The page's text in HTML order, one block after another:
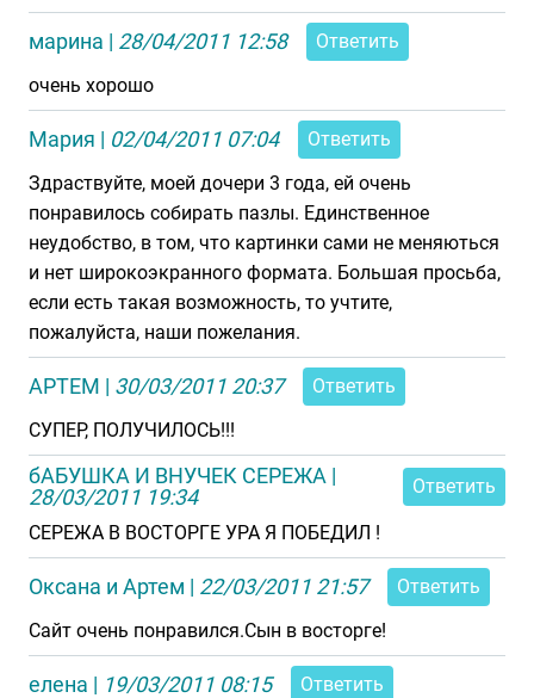
марина | 28/04/2011 12:58
Ответить
очень хорошо
Мария | 02/04/2011 07:04
Ответить
Здраствуйте, моей дочери 3 года, ей очень
понравилось собирать пазлы. Единственное
неудобство, в том, что картинки сами не меняються
и нет широкоэкранного формата. Большая просьба,
если есть такая возможность, то учтите,
пожалуйста, наши пожелания.
АРТЕМ | 30/03/2011 20:37
Ответить
СУПЕР, ПОЛУЧИЛОСЬ!!!
бАБУШКА И ВНУЧЕК СЕРЕЖА |
28/03/2011 19:34
Ответить
СЕРЕЖА В ВОСТОРГЕ УРА Я ПОБЕДИЛ !
Оксана и Артем | 22/03/2011 21:57
Ответить
Сайт очень понравился.Сын в восторге!
елена | 19/03/2011 08:15
Ответить